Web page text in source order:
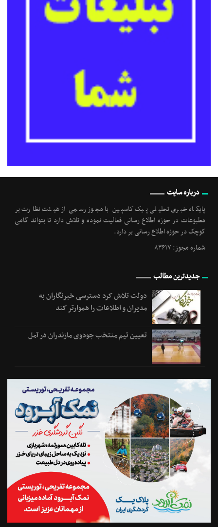
درباره سایت
پایگاه خبری تحلیلی پیک کاسپین با مجوز رسمی از هیئت نظارت بر
مطبوعات در حوزه اطلاع رسانی فعالیت نموده و تلاش دارد تا بتواند گامی
کوچک در حوزه اطلاع رسانی بر دارد.
شماره مجوز: ۸۳۶۱۷
جدیدترین مطالب
دولت تلاش کرد دسترسی خبرنگاران به
مدیران و اطلاعات را هموارتر کند
تعیین تیم منتخب جودوی مازندران در آمل